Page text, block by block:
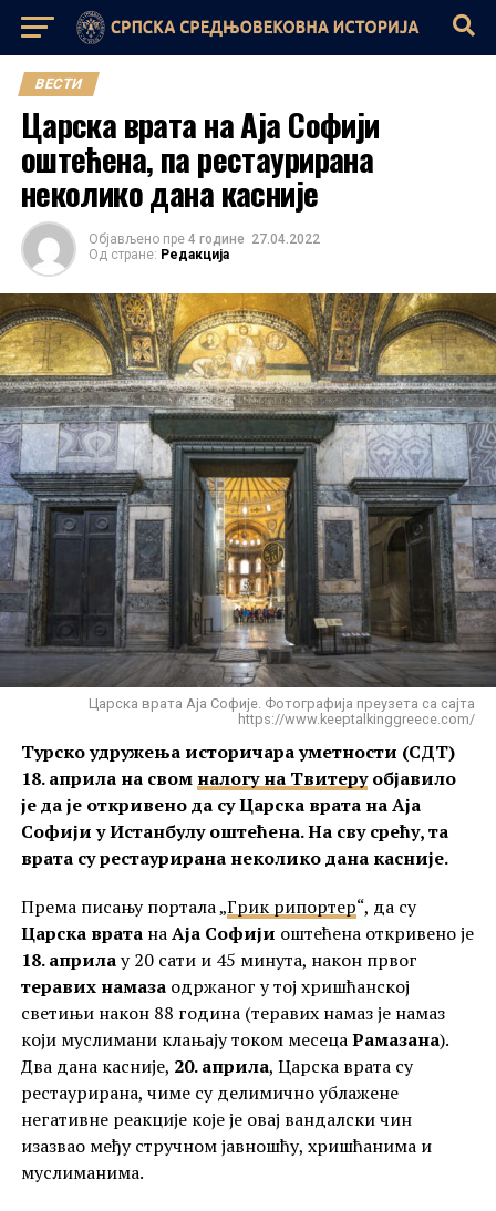
ВЕСТИ
Царска врата на Аја Софији
оштећена, па рестаурирана
неколико дана касније
Објављено пре 4 године 27.04.2022
Од стране: Редакција
Царска врата Аја Софије. Фотографија преузета са сајта
https://www.keeptalkinggreece.com/
Турско удружења историчара уметности (СДТ)
18. априла на свом налогу на Твитеруобјавило
је да је откривено да су Царска врата на Аја
Софији у Истанбулу оштећена. На сву срећу, та
врата су рестаурирана неколико дана касније.
Према писању портала „Грик рипортер“, да су
Царска вратанаАја Софији оштећена откривено је
18. априлау 20 сати и 45 минута, након првог
теравих намазаодржаног у тој хришћанској
светињи након 88 година (теравих намаз је намаз
који муслимани клањају током месецаРамазана).
Два дана касније, 20. априла, Царска врата су
рестаурирана, чиме су делимично ублажене
негативне реакције које је овај вандалски чин
изазвао међу стручном јавношћу, хришћанима и
муслиманима.